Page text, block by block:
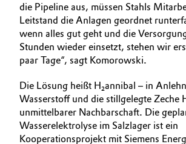
die Pipeline aus, müssen Stahls
Leitstand die Anlagen geordnet
wenn alles gut geht und die
Stunden wieder einsetzt, stehen wir
paar Tage“, sagt Komorowski.
Die Lösung heißt H₂annibal – in
Wasserstoff und die stillgelegte Zeche
unmittelbarer Nachbarschaft. Die
Wasserelektro­lyse im Salzlager ist ein
Kooperationsprojekt mit Siemens